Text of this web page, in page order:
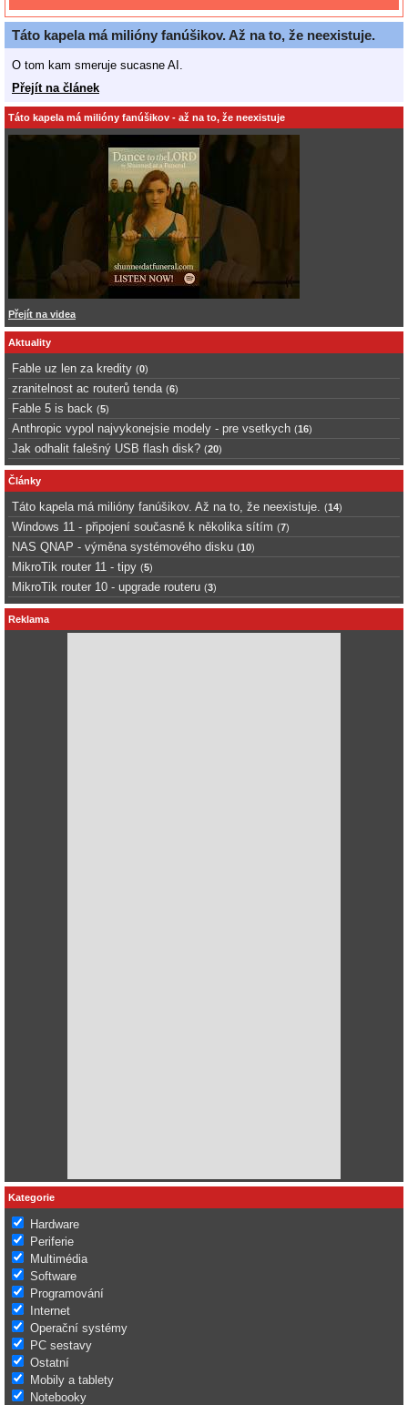
Táto kapela má milióny fanúšikov. Až na to, že neexistuje.
O tom kam smeruje sucasne AI.
Přejít na článek
Táto kapela má milióny fanúšikov - až na to, že neexistuje
Přejít na videa
Aktuality
Fable uz len za kredity (0)
zranitelnost ac routerů tenda (6)
Fable 5 is back (5)
Anthropic vypol najvykonejsie modely - pre vsetkych (16)
Jak odhalit falešný USB flash disk? (20)
Články
Táto kapela má milióny fanúšikov. Až na to, že neexistuje. (14)
Windows 11 - připojení současně k několika sítím (7)
NAS QNAP - výměna systémového disku (10)
MikroTik router 11 - tipy (5)
MikroTik router 10 - upgrade routeru (3)
Reklama
Kategorie
Hardware
Periferie
Multimédia
Software
Programování
Internet
Operační systémy
PC sestavy
Ostatní
Mobily a tablety
Notebooky